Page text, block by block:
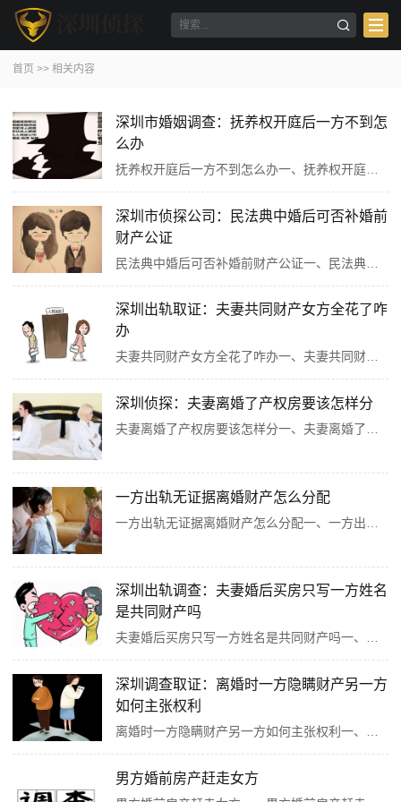
首页 >> 相关内容
深圳市婚姻调查：抚养权开庭后一方不到怎
么办
深圳市侦探公司：民法典中婚后可否补婚前
财产公证
深圳出轨取证：夫妻共同财产女方全花了咋
办
夫妻共同财产女方全花了咋办一、夫妻共同财产女方全花了咋办夫妻共同财产由双方共同管理和处分。若女方将夫妻共同财产全花了，首先需看花费是否具有合理性，比如用于家庭日常生活开销等。若属于正常家庭支出范畴，男方一般难以要求女方返还。但若女方未经男方···
深圳侦探：夫妻离婚了产权房要该怎样分
一方出轨无证据离婚财产怎么分配
深圳出轨调查：夫妻婚后买房只写一方姓名
是共同财产吗
夫妻婚后买房只写一方姓名是共同财产吗一、夫妻婚后买房只写一方姓名是共同财产吗夫妻婚后买房一般属共同财产，即便只登记一方姓名。婚姻存续期间双方所得财产通常共同共有，用此资金购房，其共有性质不受登记人影响。但存在特殊情况。若一方父母全款购房并登···
深圳调查取证：离婚时一方隐瞒财产另一方
如何主张权利
男方婚前房产赶走女方